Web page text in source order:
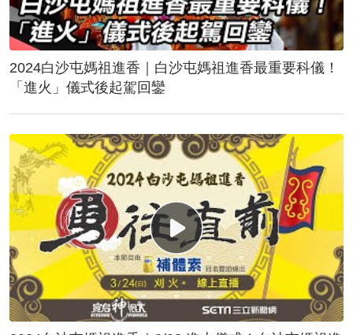
2024白沙屯媽祖進香｜白沙屯媽祖進香最重要科儀！
「進火」儀式後起駕回鑾